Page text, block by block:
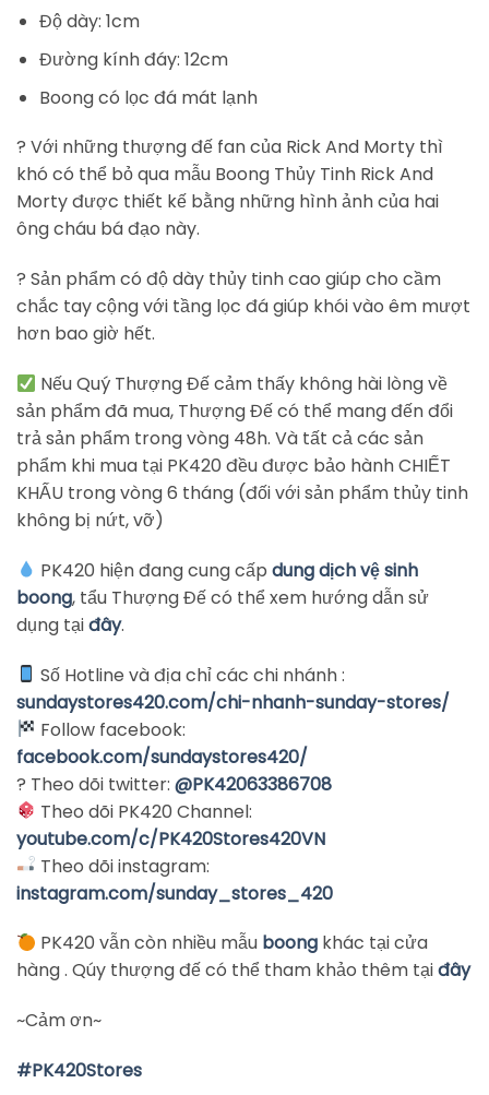
Độ dày: 1cm
Đường kính đáy: 12cm
Boong có lọc đá mát lạnh
? Với những thượng đế fan của Rick And Morty thì
khó có thể bỏ qua mẫu Boong Thủy Tinh Rick And
Morty được thiết kế bằng những hình ảnh của hai
ông cháu bá đạo này.
? Sản phẩm có độ dày thủy tinh cao giúp cho cầm
chắc tay cộng với tầng lọc đá giúp khói vào êm mượt
hơn bao giờ hết.
Nếu Quý Thượng Đế cảm thấy không hài lòng về
sản phẩm đã mua, Thượng Đế có thể mang đến đổi
trả sản phẩm trong vòng 48h. Và tất cả các sản
phẩm khi mua tại PK420 đều được bảo hành CHIẾT
KHẤU trong vòng 6 tháng (đối với sản phẩm thủy tinh
không bị nứt, vỡ)
PK420 hiện đang cung cấpdung dịch vệ sinh
boong, tẩu Thượng Đế có thể xem hướng dẫn sử
dụng tạiđây.
Số Hotline và địa chỉ các chi nhánh :
sundaystores420.com/chi-nhanh-sunday-stores/
Follow facebook:
facebook.com/sundaystores420/
? Theo dõi twitter: @PK42063386708
Theo dõi PK420 Channel:
youtube.com/c/PK420Stores420VN
Theo dõi instagram:
instagram.com/sunday_stores_420
PK420 vẫn còn nhiều mẫu boong khác tại cửa
hàng . Qúy thượng đế có thể tham khảo thêm tạiđây
~Cảm ơn~
#PK420Stores